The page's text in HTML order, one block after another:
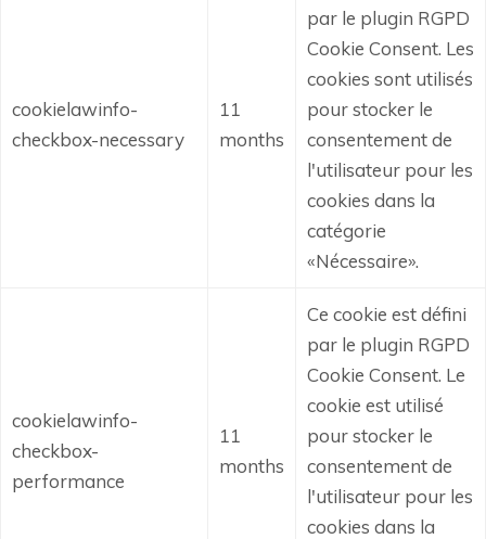
cookielawinfo-
checkbox-necessary
11
months
par le plugin RGPD
Cookie Consent. Les
cookies sont utilisés
pour stocker le
consentement de
l'utilisateur pour les
cookies dans la
catégorie
«Nécessaire».
cookielawinfo-
checkbox-
performance
11
months
Ce cookie est défini
par le plugin RGPD
Cookie Consent. Le
cookie est utilisé
pour stocker le
consentement de
l'utilisateur pour les
cookies dans la